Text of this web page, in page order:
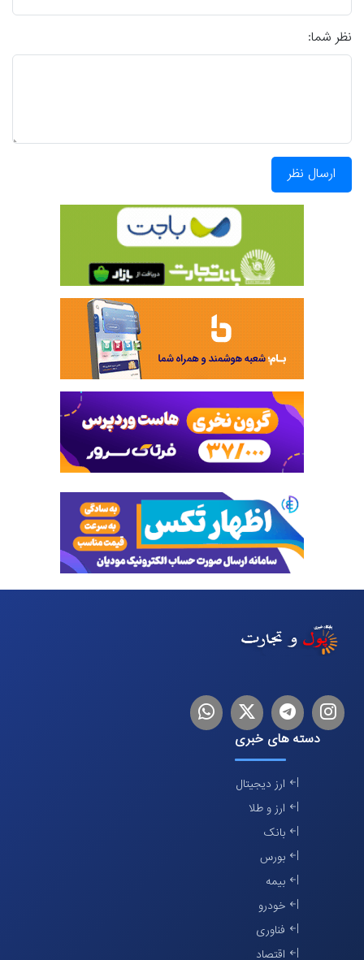
نظر شما:
ارسال نظر
اینستاگرام
تلگرام توییترلینکدین
دسته های خبری
ارز دیجیتال
ارز و طلا
بانک
بورس
بیمه
خودرو
فناوری
اقتصاد